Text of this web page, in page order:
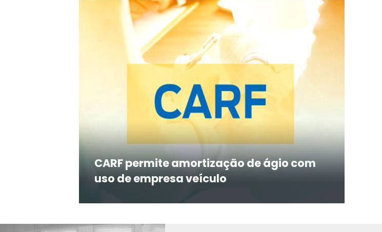
CARF permite amortização de ágio com
uso de empresa veículo